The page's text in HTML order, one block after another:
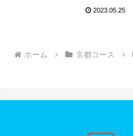
2023.05.25
ホーム 京都コース